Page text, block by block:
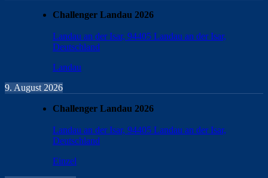
Challenger Landau 2026
Landau an der Isar, 94405 Landau an der Isar,
Deutschland
Landau
9. August 2026
Challenger Landau 2026
Landau an der Isar, 94405 Landau an der Isar,
Deutschland
Einzel